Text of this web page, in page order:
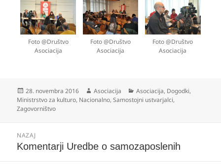
Foto @Društvo
Asociacija
Foto @Društvo
Asociacija
Foto @Društvo
Asociacija
Objavljeno
dne
28. novembra 2016 Avtor
Asociacija Kategorije
Asociacija, Dogodki,
Ministrstvo za kulturo, Nacionalno,Samostojni ustvarjalci,
Zagovorništvo
prispevka
NAZAJ
Prejšnji
Komentarji Uredbe o samozaposlenih